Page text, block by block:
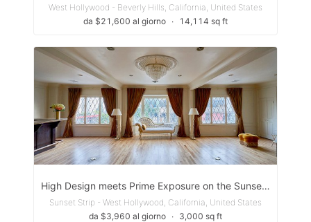
West Hollywood - Beverly Hills, California, United States
da $21,600 al giorno ∙ 14,114 sq ft
High Design meets Prime Exposure on the Sunset Strip
Sunset Strip - West Hollywood, California, United States
da $3,960 al giorno ∙ 3,000 sq ft